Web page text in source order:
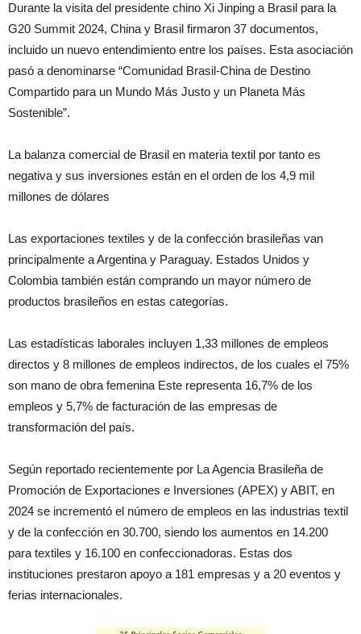
Durante la visita del presidente chino Xi Jinping a Brasil para la
G20 Summit 2024, China y Brasil firmaron 37 documentos,
incluido un nuevo entendimiento entre los países. Esta asociación
pasó a denominarse “Comunidad Brasil-China de Destino
Compartido para un Mundo Más Justo y un Planeta Más
Sostenible”.
La balanza comercial de Brasil en materia textil por tanto es
negativa y sus inversiones están en el orden de los 4,9 mil
millones de dólares
Las exportaciones textiles y de la confección brasileñas van
principalmente a Argentina y Paraguay. Estados Unidos y
Colombia también están comprando un mayor número de
productos brasileños en estas categorías.
Las estadísticas laborales incluyen 1,33 millones de empleos
directos y 8 millones de empleos indirectos, de los cuales el 75%
son mano de obra femenina Este representa 16,7% de los
empleos y 5,7% de facturación de las empresas de
transformación del país.
Según reportado recientemente por La Agencia Brasileña de
Promoción de Exportaciones e Inversiones (APEX) y ABIT, en
2024 se incrementó el número de empleos en las industrias textil
y de la confección en 30.700, siendo los aumentos en 14.200
para textiles y 16.100 en confeccionadoras. Estas dos
instituciones prestaron apoyo a 181 empresas y a 20 eventos y
ferias internacionales.